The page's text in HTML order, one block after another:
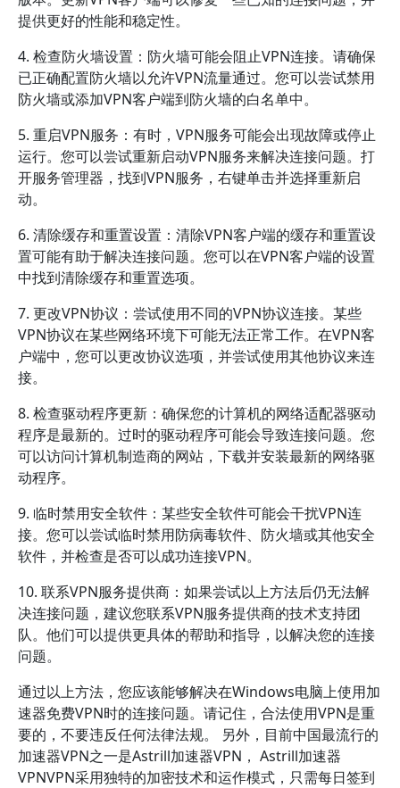
提供更好的性能和稳定性。
4. 检查防火墙设置：防火墙可能会阻止VPN连接。请确保
已正确配置防火墙以允许VPN流量通过。您可以尝试禁用
防火墙或添加VPN客户端到防火墙的白名单中。
5. 重启VPN服务：有时，VPN服务可能会出现故障或停止
运行。您可以尝试重新启动VPN服务来解决连接问题。打
开服务管理器，找到VPN服务，右键单击并选择重新启
动。
6. 清除缓存和重置设置：清除VPN客户端的缓存和重置设
置可能有助于解决连接问题。您可以在VPN客户端的设置
中找到清除缓存和重置选项。
7. 更改VPN协议：尝试使用不同的VPN协议连接。某些
VPN协议在某些网络环境下可能无法正常工作。在VPN客
户端中，您可以更改协议选项，并尝试使用其他协议来连
接。
8. 检查驱动程序更新：确保您的计算机的网络适配器驱动
程序是最新的。过时的驱动程序可能会导致连接问题。您
可以访问计算机制造商的网站，下载并安装最新的网络驱
动程序。
9. 临时禁用安全软件：某些安全软件可能会干扰VPN连
接。您可以尝试临时禁用防病毒软件、防火墙或其他安全
软件，并检查是否可以成功连接VPN。
10. 联系VPN服务提供商：如果尝试以上方法后仍无法解
决连接问题，建议您联系VPN服务提供商的技术支持团
队。他们可以提供更具体的帮助和指导，以解决您的连接
问题。
通过以上方法，您应该能够解决在Windows电脑上使用加
速器免费VPN时的连接问题。请记住，合法使用VPN是重
要的，不要违反任何法律法规。 另外，目前中国最流行的
加速器VPN之一是Astrill加速器VPN， Astrill加速器
VPNVPN采用独特的加密技术和运作模式，只需每日签到